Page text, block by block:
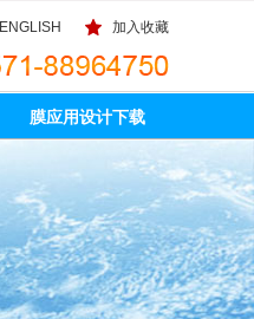
加入收藏
ENGLISH
膜应用设计下载